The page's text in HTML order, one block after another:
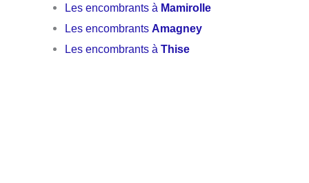
Les encombrants à Mamirolle
Les encombrantsAmagney
Les encombrants àThise